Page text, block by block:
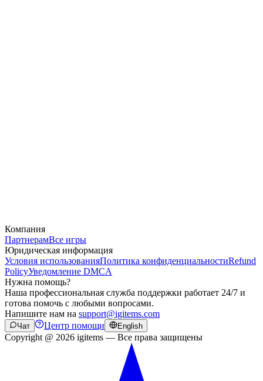
Компания
ПартнерамВсе игры
Юридическая информация
Условия использованияПолитика конфиденциальностиRefund
PolicyУведомление DMCA
Нужна помощь?
Наша профессиональная служба поддержки работает 24/7 и
готова помочь с любыми вопросами.
Напишите нам на support@igitems.com
Чат Центр помощи English
Copyright @ 2026 igitems — Все права защищены